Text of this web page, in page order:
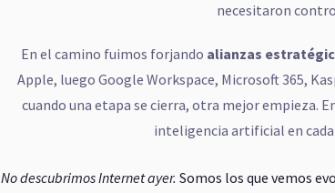
necesitaron
En el camino fuimos forjando alianzas
Apple, luego Google Workspace, Microsoft 365,
cuando una etapa se cierra, otra mejor empieza.
inteligencia artificial en
No descubrimos Internet ayer. Somos los que vemos